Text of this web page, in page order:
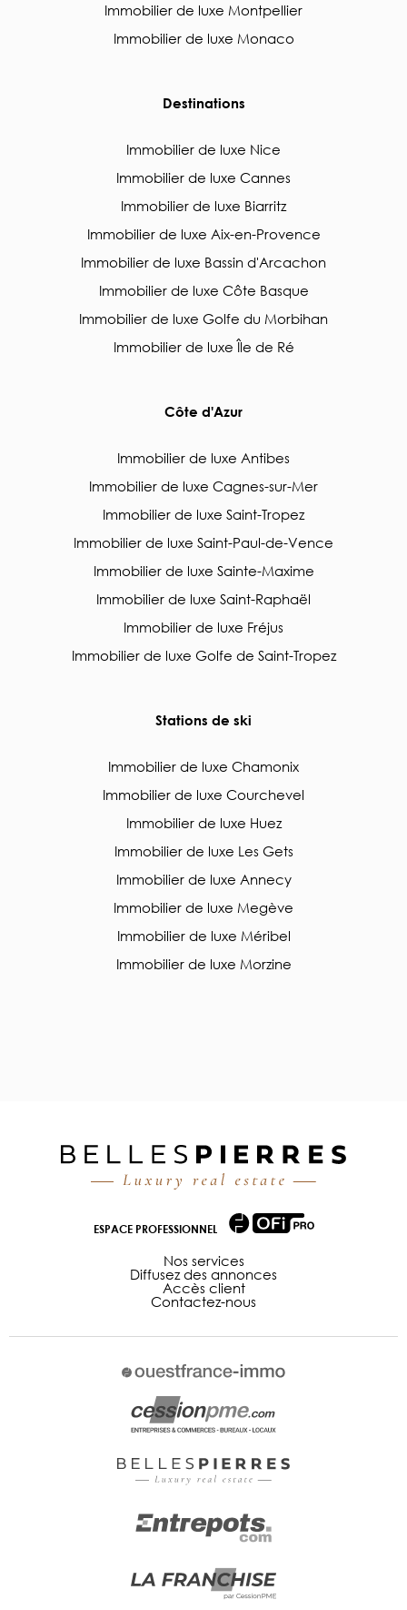
Immobilier de luxe Montpellier
Immobilier de luxe Monaco
Destinations
Immobilier de luxe Nice
Immobilier de luxe Cannes
Immobilier de luxe Biarritz
Immobilier de luxe Aix-en-Provence
Immobilier de luxe Bassin d'Arcachon
Immobilier de luxe Côte Basque
Immobilier de luxe Golfe du Morbihan
Immobilier de luxe Île de Ré
Côte d'Azur
Immobilier de luxe Antibes
Immobilier de luxe Cagnes-sur-Mer
Immobilier de luxe Saint-Tropez
Immobilier de luxe Saint-Paul-de-Vence
Immobilier de luxe Sainte-Maxime
Immobilier de luxe Saint-Raphaël
Immobilier de luxe Fréjus
Immobilier de luxe Golfe de Saint-Tropez
Stations de ski
Immobilier de luxe Chamonix
Immobilier de luxe Courchevel
Immobilier de luxe Huez
Immobilier de luxe Les Gets
Immobilier de luxe Annecy
Immobilier de luxe Megève
Immobilier de luxe Méribel
Immobilier de luxe Morzine
ESPACE PROFESSIONNEL
Nos services
Diffusez des annonces
Accès client
Contactez-nous